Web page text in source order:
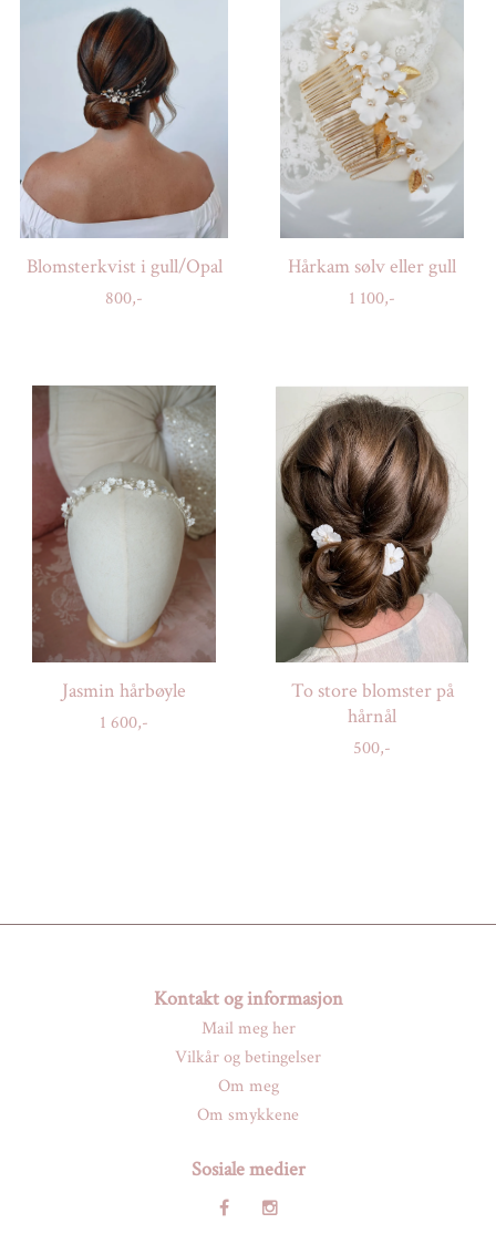
Blomsterkvist i gull/Opal
800,-
Hårkam sølv eller gull
1 100,-
Jasmin hårbøyle
1 600,-
To store blomster på
hårnål
500,-
Kontakt og informasjon
Mail meg her
Vilkår og betingelser
Om meg
Om smykkene
Sosiale medier